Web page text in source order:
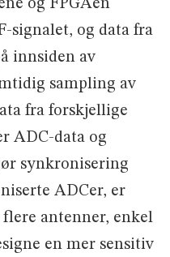
og FPGAen
signalet, og data fra
innsiden av
sampling av
fra forskjellige
ADC-data og
synkronisering
ADCer, er
antenner, enkel
en mer sensitiv